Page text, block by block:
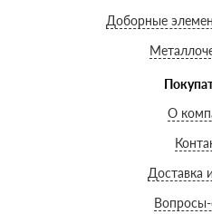
Доборные
О
Доставка